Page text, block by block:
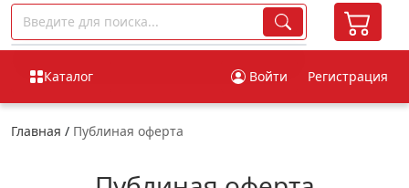
Каталог Войти Регистрация
Главная / Публиная оферта